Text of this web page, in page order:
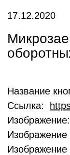
17.12.2020
Название
Ссылка:
Изображение: